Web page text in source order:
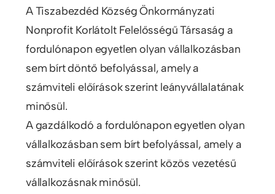
A Tiszabezdéd Község Önkormányzati
Nonprofit Korlátolt Felelősségű Társaság a
fordulónapon egyetlen olyan vállalkozásban
sem bírt döntő befolyással, amely a
számviteli előírások szerint leányvállalatának
minősül.
A gazdálkodó a fordulónapon egyetlen olyan
vállalkozásban sem bírt befolyással, amely a
számviteli előírások szerint közös vezetésű
vállalkozásnak minősül.